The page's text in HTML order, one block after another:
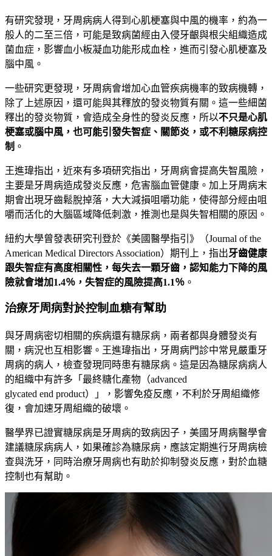
有研究發現，牙周病病人得到心肌梗塞與中風的機率，約為一
般人的二至三倍，可能是致病菌經由入侵牙齦與根尖組織造成
菌血症，影響血小板凝血功能形成血栓，進而引發心肌梗塞及
腦中風。
一些研究更發現，牙周病會增加心血管疾病機率的致病機轉，
除了上述原因，還可能與其釋放的發炎物質有關。這一些細菌
釋出的發炎物質，會造成全身性的發炎反應，所以不只是心肌
梗塞或腦中風，也可能引發失智症、關節炎，或不利糖尿病控
制 。
王進瑋指出，近來有多項研究指出，牙周病會提高失智風險，
主要是牙周病造成發炎反應，危害腦血管健康。加上牙周病末
期會出現牙齒鬆脫掉落，大大減損咀嚼功能，使得部分經由咀
嚼而活化的大腦區域降低刺激，推測也是與失智相關的原因。
紐約大學曾發表研究刊登於 《美國醫學指引 》（Journal of the
American Medical Directors Association） 期刊上，指出牙齒健康
跟失智症有高度相關性，每失去一顆牙齒，認知能力下降的風
險就會增加1.4％，失智症的風險提高1.1％ 。
治療牙周病對於控制血糖有幫助
與牙周病密切相關的疾病還有糖尿病，兩者都與身體發炎有
關，病況也互相影響。王進瑋指出，牙周病門診中常見嚴重牙
周病的病人，檢查發現同時患有糖尿病。這是因為糖尿病病人
的組織中有許多 「 最終糖化產物 （advanced
glycated end product）」
，影響免疫反應，不利於牙周組織修
復，會加速牙周組織的破壞。
醫學界已證實糖尿病是牙周病的致病因子，美國牙周病醫學會
建議糖尿病病人，如果確診為糖尿病，應該定期進行牙周病檢
查與洗牙，同時治療牙周病也有助於抑制發炎反應，對於血糖
控制也有幫助。